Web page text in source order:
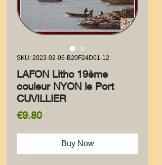
SKU: 2023-02-06-B20F24D01-12
LAFON Litho 19ème
couleur NYON le Port
CUVILLIER
€9.80Price
Buy Now